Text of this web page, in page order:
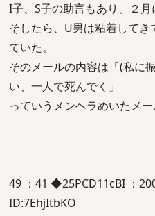
I子、S子の助言もあり、２月
そしたら、U男は粘着して
ていた。
そのメールの内容は「(私に
い、一人で死んでく」
っていうメンヘラめいたメー
49 ：41 ◆25PCD11cBI ：
ID:7EhjItbKO